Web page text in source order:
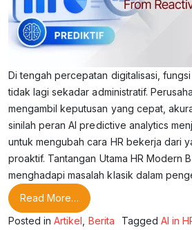
Di tengah percepatan digitalisasi,
tidak lagi sekadar administratif.
mengambil keputusan yang cepat,
sinilah peran AI predictive analytics
untuk mengubah cara HR bekerja dari
proaktif. Tantangan Utama HR Modern
menghadapi masalah klasik dalam
Read More… from Transformasi HR
Posted inArtikel Berita Tagged AI in